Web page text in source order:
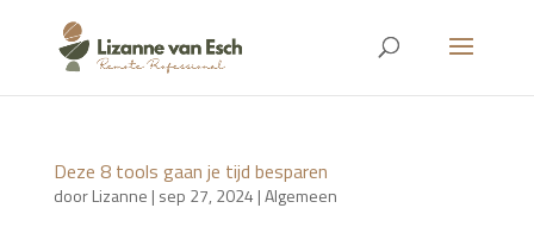
Deze 8 tools gaan je tijd besparen
doorLizanne | sep 27, 2024 |Algemeen